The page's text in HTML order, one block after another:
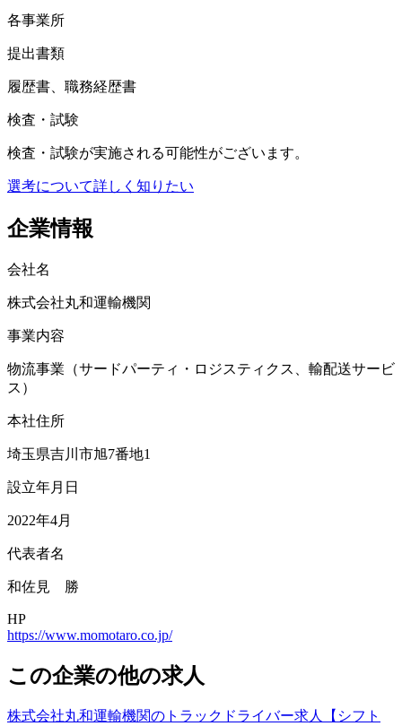
各事業所
提出書類
履歴書、職務経歴書
検査・試験
検査・試験が実施される可能性がございます。
選考について詳しく知りたい
企業情報
会社名
株式会社丸和運輸機関
事業内容
物流事業（サードパーティ・ロジスティクス、輸配送サービ
ス）
本社住所
埼玉県吉川市旭7番地1
設立年月日
2022年4月
代表者名
和佐見 勝
HP
https://www.momotaro.co.jp/
この企業の他の求人
株式会社丸和運輸機関のトラックドライバー求人【シフト